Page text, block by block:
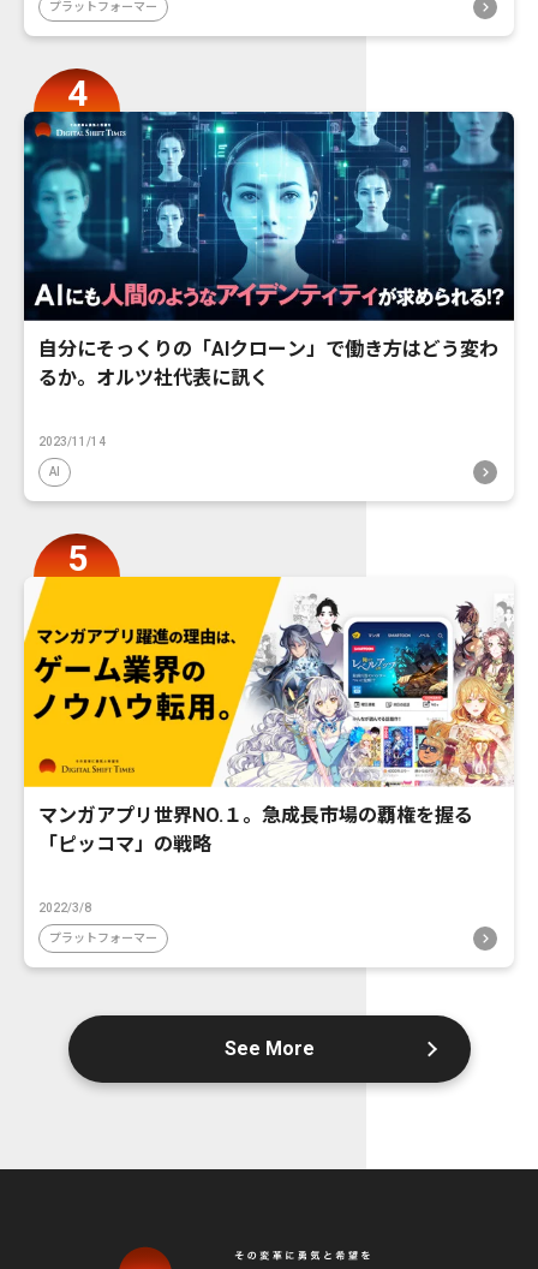
プラットフォーマー
自分にそっくりの「AIクローン」で働き方はどう変わ
るか。オルツ社代表に訊く
2023/11/14
AI
マンガアプリ世界NO.１。急成長市場の覇権を握る
「ピッコマ」の戦略
2022/3/8
プラットフォーマー
See More